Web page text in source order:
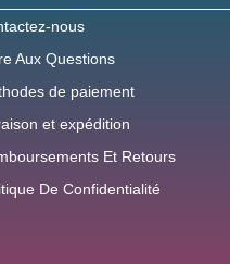
nous
Aux Questions
de paiement
et expédition
Et Retours
De Confidentialité